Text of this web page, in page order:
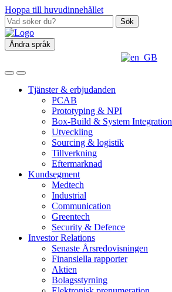
Hoppa till huvudinnehållet
Sök
Ändra språk
Tjänster & erbjudanden
PCAB
Prototyping & NPI
Box‑Build & System Integration
Utveckling
Sourcing & logistik
Tillverkning
Eftermarknad
Kundsegment
Medtech
Industrial
Communication
Greentech
Security & Defence
Investor Relations
Senaste Årsredovisningen
Finansiella rapporter
Aktien
Bolagsstyrning